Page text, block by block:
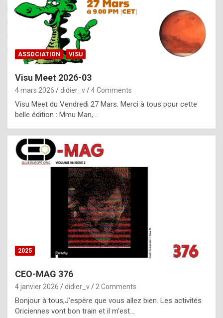
o
p
l
c
h
i
s
t
o
r
p
e
c
ASSOCIATION VISU
Visu Meet 2026-03
4 mars 2026 didier_v 4 Comments
Visu Meet du Vendredi 27 Mars. Merci à tous pour cette
belle édition : Mmu Man,…
2025
CEO-MAG 376
4 janvier 2026 didier_v 2 Comments
Bonjour à tous,J’espère que vous allez bien. Les activités
Oriciennes vont bon train et il m’est…